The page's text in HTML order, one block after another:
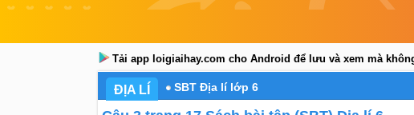
Tải app loigiaihay.com cho Android để lưu và xem mà
ĐỊA LÍ SBT Địa lí lớp 6